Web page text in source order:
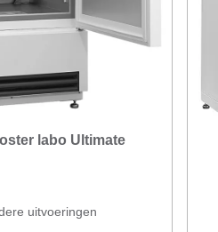
labo Ultimate
uitvoeringen